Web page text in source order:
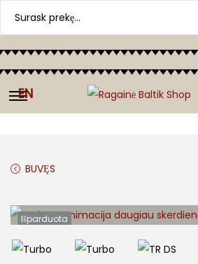
EN
BUVĘS
Išparduota